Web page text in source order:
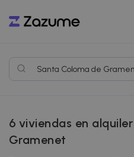
6 viviendas en
Gramenet